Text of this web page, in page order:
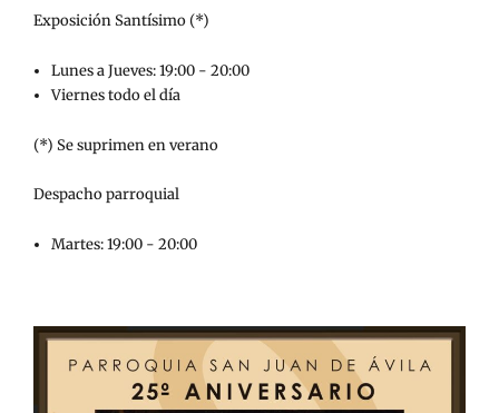
Exposición Santísimo (*)
Lunes a Jueves: 19:00 - 20:00
Viernes todo el día
(*) Se suprimen en verano
Despacho parroquial
Martes: 19:00 - 20:00